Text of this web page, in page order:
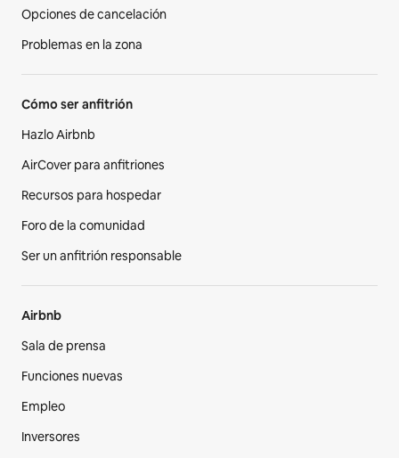
Opciones de cancelación
Problemas en la zona
Cómo ser anfitrión
Hazlo Airbnb
AirCover para anfitriones
Recursos para hospedar
Foro de la comunidad
Ser un anfitrión responsable
Airbnb
Sala de prensa
Funciones nuevas
Empleo
Inversores